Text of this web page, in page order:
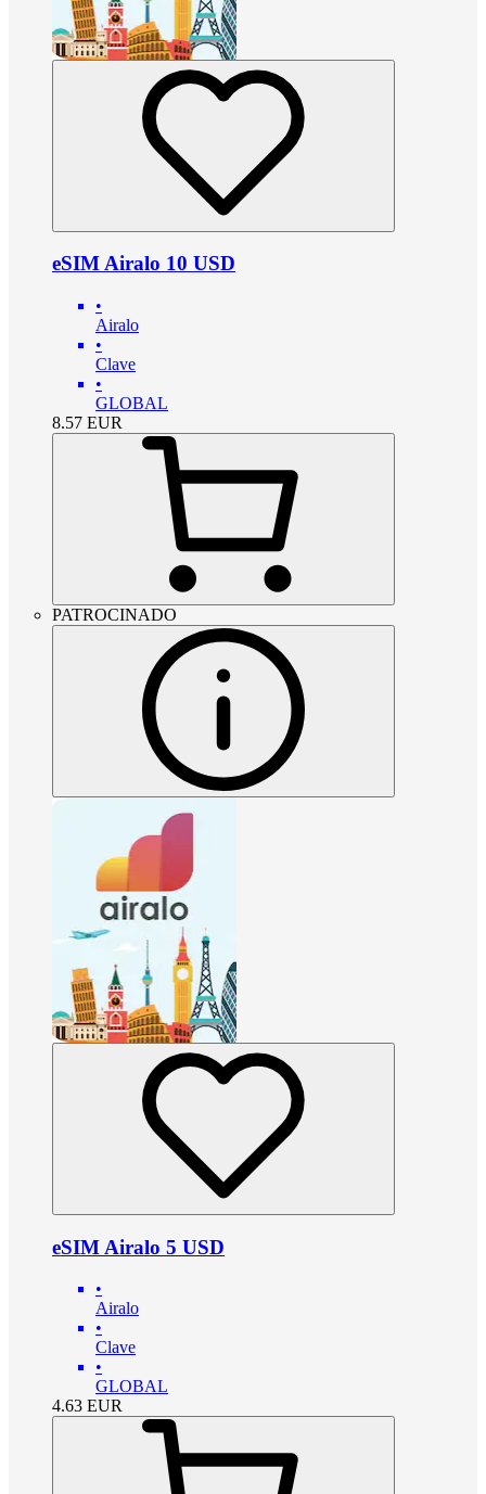
eSIM Airalo 10 USD
•
Airalo
•
Clave
•
GLOBAL
8.57 EUR
PATROCINADO
eSIM Airalo 5 USD
•
Airalo
•
Clave
•
GLOBAL
4.63 EUR